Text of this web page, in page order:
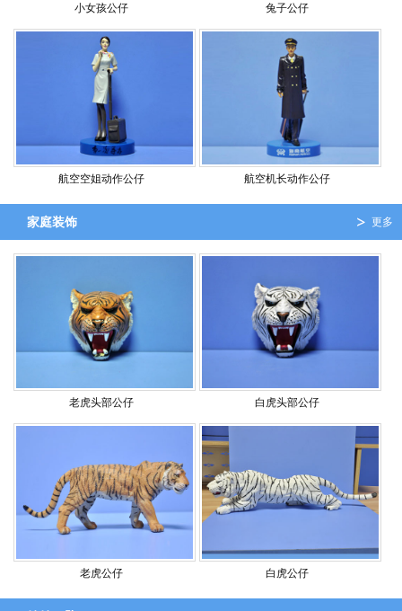
小女孩公仔 兔子公仔
航空空姐动作公仔 航空机长动作公仔
更多
家庭装饰
老虎头部公仔 白虎头部公仔
老虎公仔 白虎公仔